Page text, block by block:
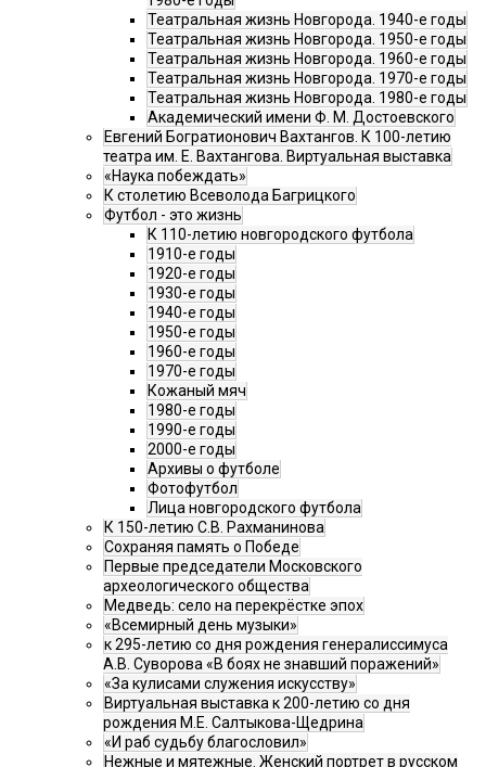
Театральная жизнь Новгорода. 1940-е годы
Театральная жизнь Новгорода. 1950-е годы
Театральная жизнь Новгорода. 1960-е годы
Театральная жизнь Новгорода. 1970-е годы
Театральная жизнь Новгорода. 1980-е годы
Академический имени Ф. М. Достоевского
Евгений Богратионович Вахтангов. К 100-летию
театра им. Е. Вахтангова. Виртуальная выставка
«Наука побеждать»
К столетию Всеволода Багрицкого
Футбол - это жизнь
К 110-летию новгородского футбола
1910-е годы
1920-е годы
1930-е годы
1940-е годы
1950-е годы
1960-е годы
1970-е годы
Кожаный мяч
1980-е годы
1990-е годы
2000-е годы
Архивы о футболе
Фотофутбол
Лица новгородского футбола
К 150-летию С.В. Рахманинова
Сохраняя память о Победе
Первые председатели Московского
археологического общества
Медведь: село на перекрёстке эпох
«Всемирный день музыки»
к 295-летию со дня рождения генералиссимуса
А.В. Суворова «В боях не знавший поражений»
«За кулисами служения искусству»
Виртуальная выставка к 200-летию со дня
рождения М.Е. Салтыкова-Щедрина
«И раб судьбу благословил»
Нежные и мятежные. Женский портрет в русском